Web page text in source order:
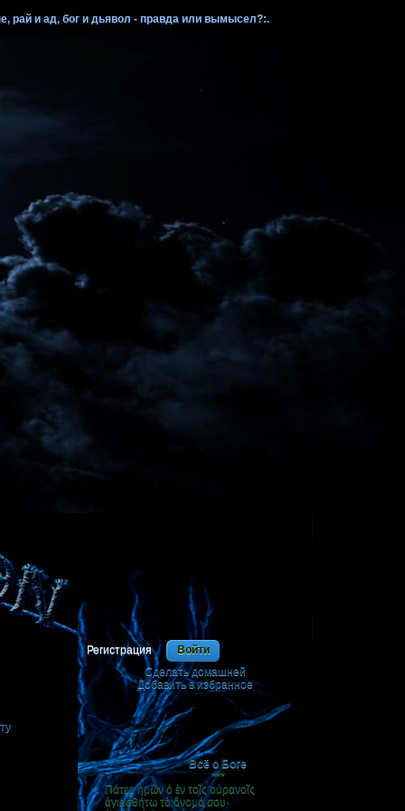
рай и ад, бог и дьявол - правда или вымысел?:.
Регистрация
Войти
Сделать домашней
|
Добавить в избранное
Всё о Боге
***
Πάτερ ἡμῶν ὁ ἐν τοῖς οὐρανοῖς
ἁγιασθήτω τὸ ὄνομά σου·